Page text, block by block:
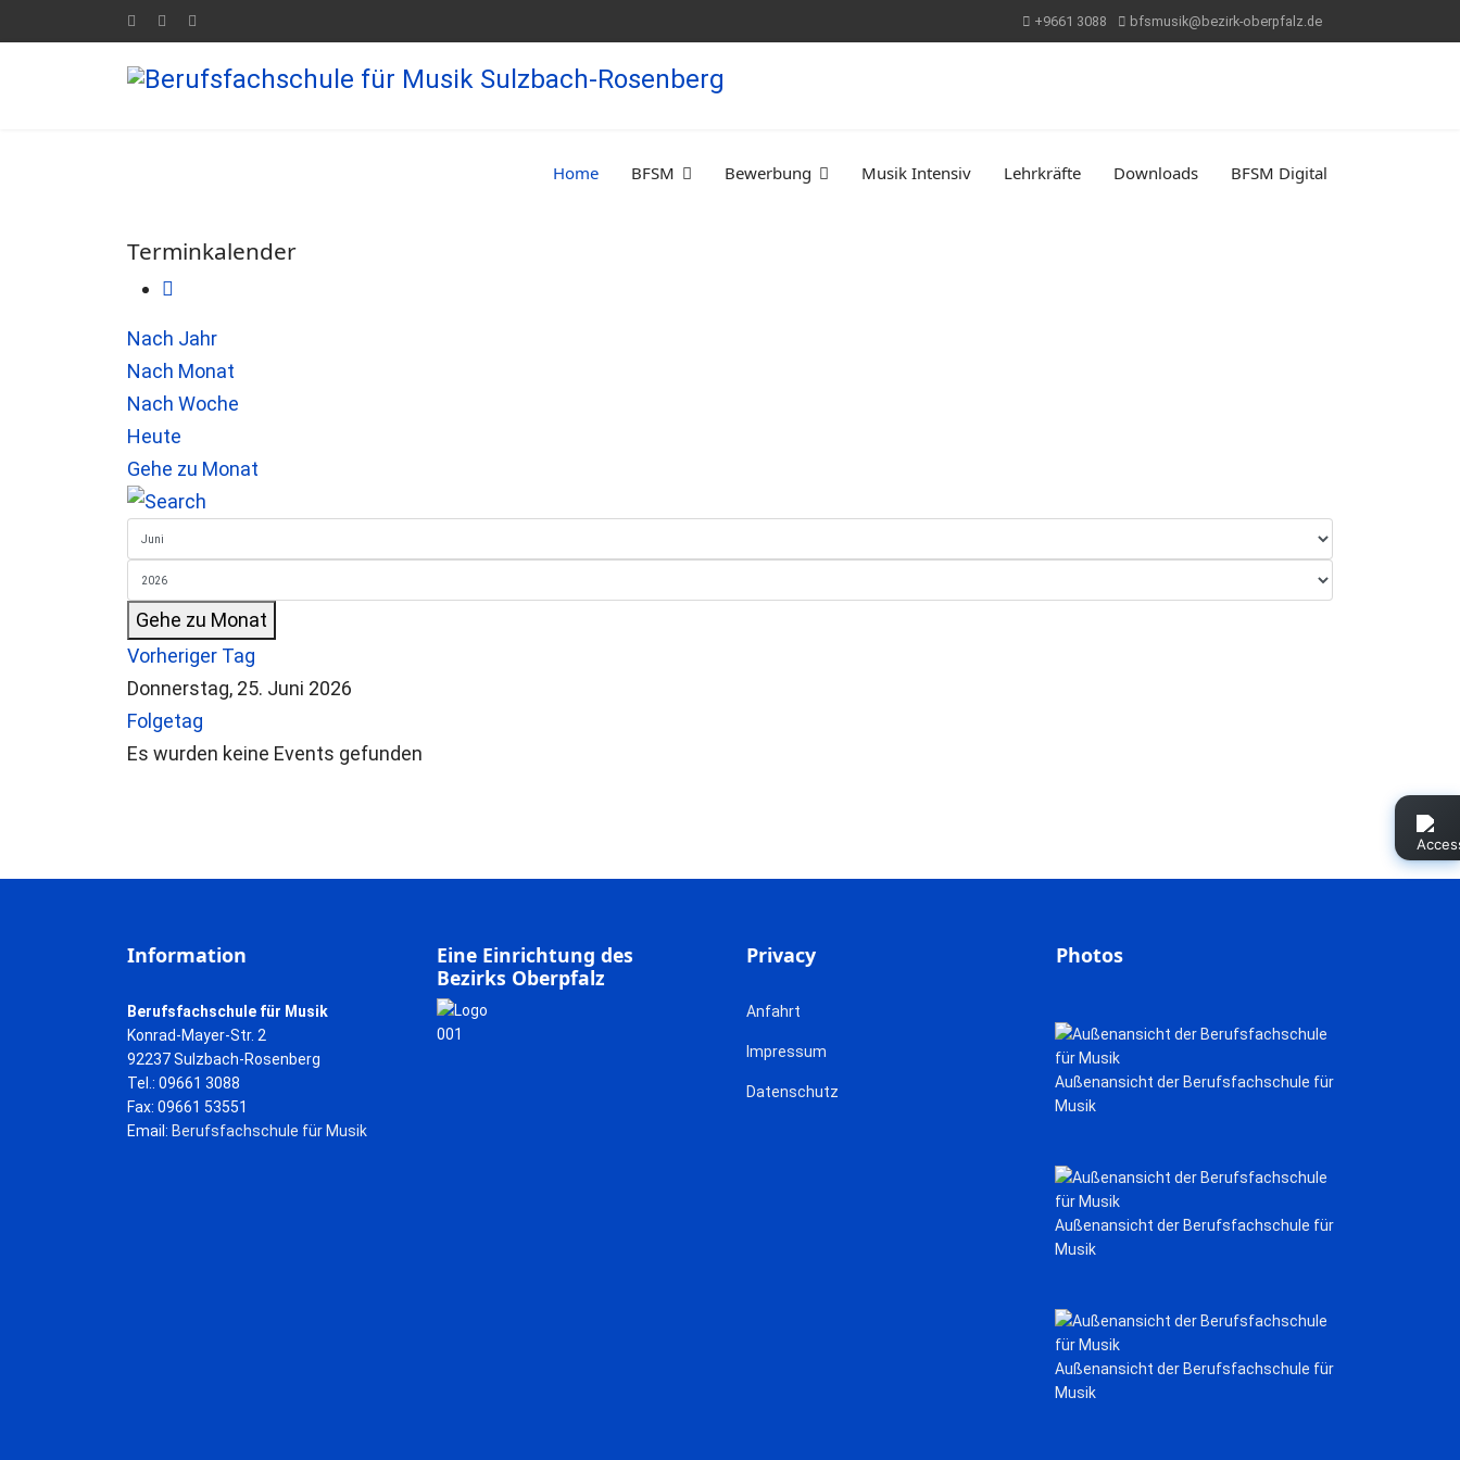
+9661 3088 bfsmusik@bezirk-oberpfalz.de
Home BFSM Bewerbung Musik Intensiv Lehrkräfte Downloads BFSM Digital
Terminkalender
Nach Jahr
Nach Monat
Nach Woche
Heute
Gehe zu Monat
Gehe zu Monat
Vorheriger Tag
Donnerstag, 25. Juni 2026
Folgetag
Es wurden keine Events gefunden
Information
Berufsfachschule für Musik
Konrad-Mayer-Str. 2
92237 Sulzbach-Rosenberg
Tel.: 09661 3088
Fax: 09661 53551
Email: Berufsfachschule für Musik
Eine Einrichtung des
Bezirks Oberpfalz
Privacy
Anfahrt
Impressum
Datenschutz
Photos
Außenansicht der Berufsfachschule für
Musik
Außenansicht der Berufsfachschule für
Musik
Außenansicht der Berufsfachschule für
Musik